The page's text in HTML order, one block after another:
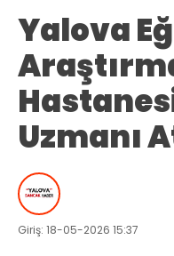
Yalova
Uzmanı
Giriş: 18-05-2026 15:37